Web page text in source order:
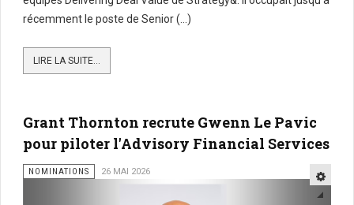
récemment le poste de Senior (...)
LIRE LA SUITE...
Grant Thornton recrute Gwenn Le Pavic
pour piloter l'Advisory Financial Services
NOMINATIONS 26 MAI 2026